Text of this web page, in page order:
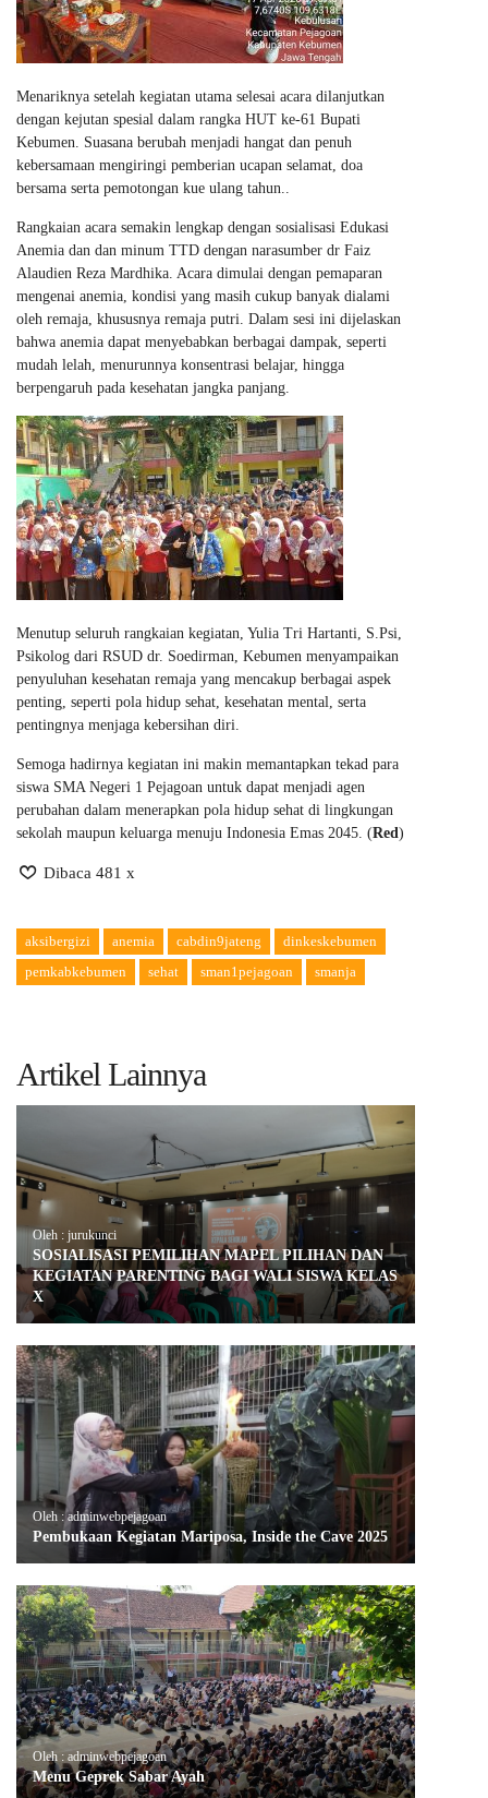
Menariknya setelah kegiatan utama selesai acara dilanjutkan
dengan kejutan spesial dalam rangka HUT ke-61 Bupati
Kebumen. Suasana berubah menjadi hangat dan penuh
kebersamaan mengiringi pemberian ucapan selamat, doa
bersama serta pemotongan kue ulang tahun..
Rangkaian acara semakin lengkap dengan sosialisasi Edukasi
Anemia dan dan minum TTD dengan narasumber dr Faiz
Alaudien Reza Mardhika. Acara dimulai dengan pemaparan
mengenai anemia, kondisi yang masih cukup banyak dialami
oleh remaja, khususnya remaja putri. Dalam sesi ini dijelaskan
bahwa anemia dapat menyebabkan berbagai dampak, seperti
mudah lelah, menurunnya konsentrasi belajar, hingga
berpengaruh pada kesehatan jangka panjang.
Menutup seluruh rangkaian kegiatan, Yulia Tri Hartanti, S.Psi,
Psikolog dari RSUD dr. Soedirman, Kebumen menyampaikan
penyuluhan kesehatan remaja yang mencakup berbagai aspek
penting, seperti pola hidup sehat, kesehatan mental, serta
pentingnya menjaga kebersihan diri.
Semoga hadirnya kegiatan ini makin memantapkan tekad para
siswa SMA Negeri 1 Pejagoan untuk dapat menjadi agen
perubahan dalam menerapkan pola hidup sehat di lingkungan
sekolah maupun keluarga menuju Indonesia Emas 2045. (Red)
Dibaca 481 x
aksibergizi anemia cabdin9jateng
dinkeskebumen
pemkabkebumen
sehat sman1pejagoan smanja
Artikel Lainnya
Oleh : jurukunci
SOSIALISASI PEMILIHAN MAPEL PILIHAN DAN
KEGIATAN PARENTING BAGI WALI SISWA KELAS
X
Oleh : adminwebpejagoan
Pembukaan Kegiatan Mariposa, Inside the Cave 2025
Oleh : adminwebpejagoan
Menu Geprek Sabar Ayah